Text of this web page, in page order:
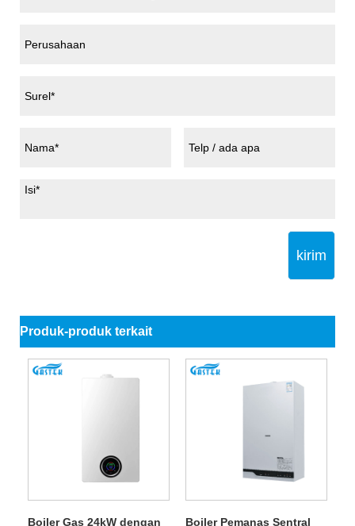
kirim
Produk-produk terkait
Boiler Gas 24kW dengan
Boiler Pemanas Sentral